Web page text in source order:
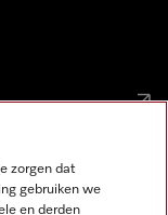
zorgen dat
gebruiken we
en derden